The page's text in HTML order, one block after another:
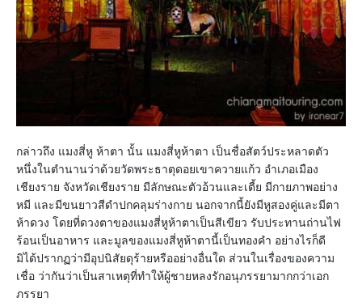
กล่าวถึง แมงสี่หู ห้าตา นั้น แมงสี่หูห้าตา เป็นชื่อสัตว์ประหลาดตัว
หนึ่งในตำนานว่าด้วยวัดพระธาตุดอยเขาควายแก้ว อำเภอเมือง
เชียงราย จังหวัดเชียงราย มีลักษณะตัวอ้วนและเตี้ย มีกายภาพอย่าง
หมี และมีขนยาวสีดำปกคลุมร่างกาย นอกจากนี้ยังมีหูสองคู่และมีตา
ห้าดวง โดยที่ดวงตาของแมงสี่หูห้าตาเป็นสีเขียว รับประทานถ่านไฟ
ร้อนเป็นอาหาร และมูลของแมงสี่หูห้าตานี้เป็นทองคำ อย่างไรก็ดี
มิได้ปรากฏว่ามีอุปนิสัยดุร้ายหรืออย่างอื่นใด ส่วนในเรื่องของความ
เชื่อ ว่ากันว่าเป็นสาเหตุที่ทำให้ผู้ชายหลงรักอนุภรรยามากกว่าเอก
ภรรยา